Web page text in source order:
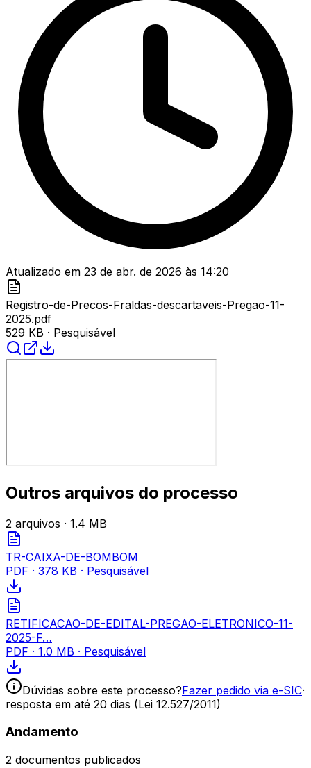
Atualizado em 23 de abr. de 2026 às 14:20
Registro-de-Precos-Fraldas-descartaveis-Pregao-11-
2025.pdf
529 KB · Pesquisável
Outros arquivos do processo
2 arquivos · 1.4 MB
TR-CAIXA-DE-BOMBOM
PDF · 378 KB · Pesquisável
RETIFICACAO-DE-EDITAL-PREGAO-ELETRONICO-11-
2025-F…
PDF · 1.0 MB · Pesquisável
Dúvidas sobre este processo?Fazer pedido via e-SIC·
resposta em até 20 dias (Lei 12.527/2011)
Andamento
2 documentos publicados